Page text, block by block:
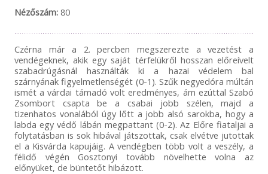
Nézőszám:80
Czérna már a 2. percben megszerezte a vezetést a
vendégeknek, akik egy saját térfelükről hosszan előreívelt
szabadrúgásnál használták ki a hazai védelem bal
szárnyának figyelmetlenségét (0-1). Szűk negyedóra múltán
ismét a várdai támadó volt eredményes, ám ezúttal Szabó
Zsombort csapta be a csabai jobb szélen, majd a
tizenhatos vonalából úgy lőtt a jobb alsó sarokba, hogy a
labda egy védő lábán megpattant (0-2). Az Előre fiataljai a
folytatásban is sok hibával játszottak, csak elvétve jutottak
el a Kisvárda kapujáig. A vendégben több volt a veszély, a
félidő végén Gosztonyi tovább növelhette volna az
előnyüket, de büntetőt hibázott.